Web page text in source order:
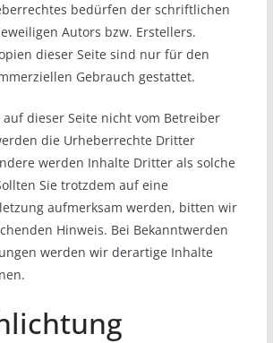
bedürfen der schriftlichen
Autors bzw. Erstellers.
dieser Seite sind nur für den
Gebrauch gestattet.
dieser Seite nicht vom Betreiber
die Urheberrechte Dritter
werden Inhalte Dritter als solche
Sie trotzdem auf eine
aufmerksam werden, bitten wir
Hinweis. Bei Bekanntwerden
werden wir derartige Inhalte